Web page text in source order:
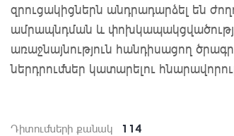
զրուցակիցներն անդրադարձել են
ամրապնդման և
առաջնայնություն հանդիսացող
ներդրումներ կատարելու
Դիտումների քանակ 114